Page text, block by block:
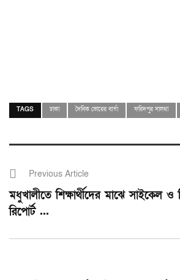
TAGS ঢাকা দৈনিক ভোরের বার্তা ফরিদপুর সালথা
Previous Article
মধুখালীতে শিক্ষার্থীদের মাঝে সাইকেল ও
রিপোর্ট ...